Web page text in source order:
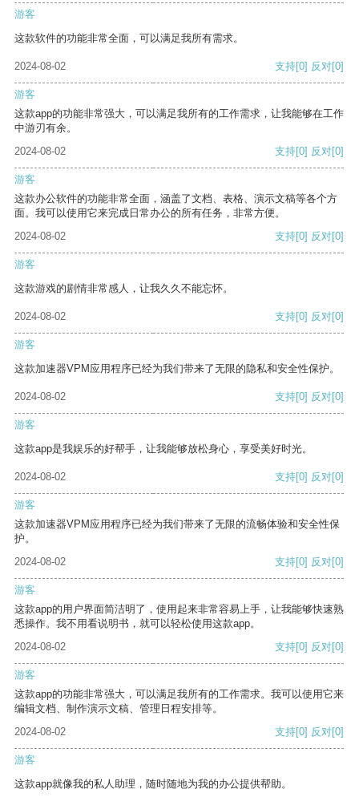
游客
这款软件的功能非常全面，可以满足我所有需求。
2024-08-02 支持[0] 反对[0]
游客
这款app的功能非常强大，可以满足我所有的工作需求，让我能够在工作
中游刃有余。
2024-08-02
支持[0] 反对[0]
游客
这款办公软件的功能非常全面，涵盖了文档、表格、演示文稿等各个方
面。我可以使用它来完成日常办公的所有任务，非常方便。
2024-08-02
支持[0] 反对[0]
游客
这款游戏的剧情非常感人，让我久久不能忘怀。
2024-08-02 支持[0] 反对[0]
游客
这款加速器VPM应用程序已经为我们带来了无限的隐私和安全性保护。
2024-08-02 支持[0] 反对[0]
游客
这款app是我娱乐的好帮手，让我能够放松身心，享受美好时光。
2024-08-02 支持[0] 反对[0]
游客
这款加速器VPM应用程序已经为我们带来了无限的流畅体验和安全性保
护。
2024-08-02
支持[0] 反对[0]
游客
这款app的用户界面简洁明了，使用起来非常容易上手，让我能够快速熟
悉操作。我不用看说明书，就可以轻松使用这款app。
2024-08-02
支持[0] 反对[0]
游客
这款app的功能非常强大，可以满足我所有的工作需求。我可以使用它来
编辑文档、制作演示文稿、管理日程安排等。
2024-08-02
支持[0] 反对[0]
游客
这款app就像我的私人助理，随时随地为我的办公提供帮助。